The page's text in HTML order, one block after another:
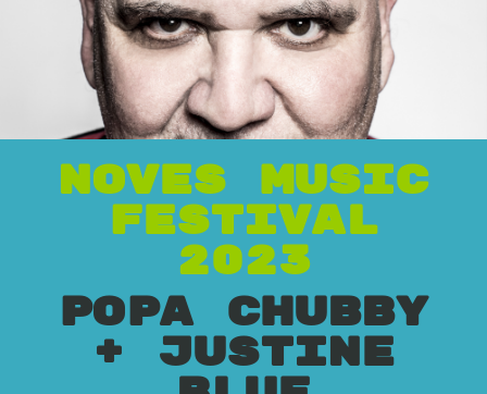
NOVES MUSIC
FESTIVAL
2023
POPA CHUBBY
+ JUSTINE